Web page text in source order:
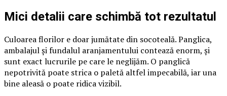
Mici detalii care schimbă tot rezultatul
Culoarea florilor e doar jumătate din socoteală. Panglica,
ambalajul și fundalul aranjamentului contează enorm, și
sunt exact lucrurile pe care le neglijăm. O panglică
nepotrivită poate strica o paletă altfel impecabilă, iar una
bine aleasă o poate ridica vizibil.